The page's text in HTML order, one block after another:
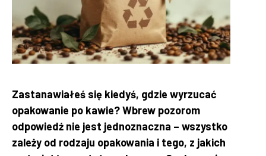
Zastanawiałeś się kiedyś, gdzie wyrzucać
opakowanie po kawie? Wbrew pozorom
odpowiedź nie jest jednoznaczna – wszystko
zależy od rodzaju opakowania i tego, z jakich